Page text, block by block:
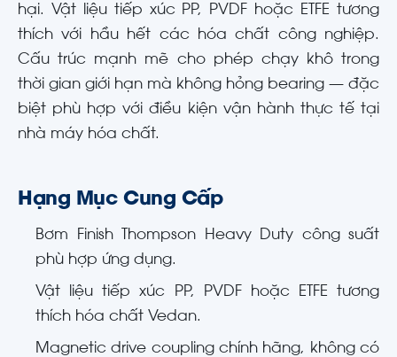
hại. Vật liệu tiếp xúc PP, PVDF hoặc ETFE tương
thích với hầu hết các hóa chất công nghiệp.
Cấu trúc mạnh mẽ cho phép chạy khô trong
thời gian giới hạn mà không hỏng bearing — đặc
biệt phù hợp với điều kiện vận hành thực tế tại
nhà máy hóa chất.
Hạng Mục Cung Cấp
Bơm Finish Thompson Heavy Duty công suất
phù hợp ứng dụng.
Vật liệu tiếp xúc PP, PVDF hoặc ETFE tương
thích hóa chất Vedan.
Magnetic drive coupling chính hãng, không có